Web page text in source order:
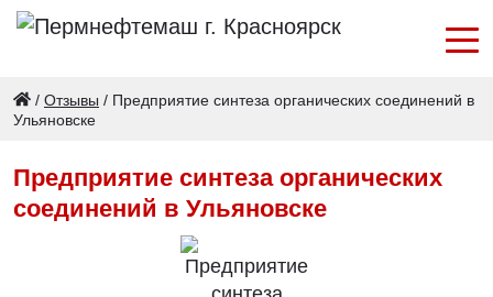
/ Отзывы / Предприятие синтеза органических соединений в
Ульяновске
Предприятие синтеза органических
соединений в Ульяновске